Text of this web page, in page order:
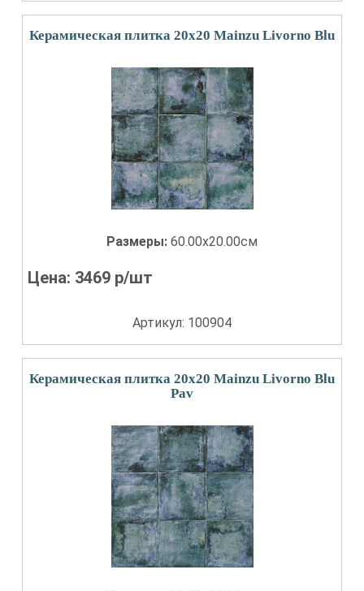
Керамическая плитка 20x20 Mainzu Livorno Blu
Размеры: 60.00x20.00см
Цена: 3469 р/шт
Артикул: 100904
Керамическая плитка 20x20 Mainzu Livorno Blu
Pav